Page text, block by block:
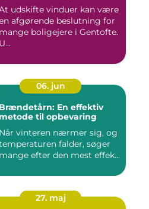
udskifte vinduer kan være
afgørende beslutning for
mange boligejere i Gentofte.
U...
06. jun
Brændetårn: En effektiv
metode til opbevaring
Når vinteren nærmer sig, og
falder, søger
mange efter den mest effek...
27. maj